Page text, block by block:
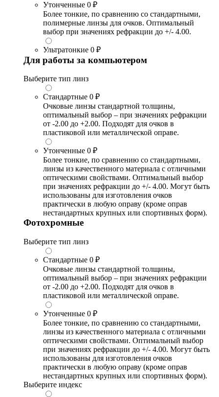
Утонченные 0 ₽
Более тонкие, по сравнению со стандартными,
полимерные линзы для очков. Оптимальный
выбор при значениях рефракции до +/- 4.00.
Ультратонкие 0 ₽
Для работы за компьютером
Выберите тип линз
Стандартные 0 ₽
Очковые линзы стандартной толщины,
оптимальный выбор – при значениях рефракции
от -2.00 до +2.00. Подходят для очков в
пластиковой или металлической оправе.
Утонченные 0 ₽
Более тонкие, по сравнению со стандартными,
линзы из качественного материала с отличными
оптическими свойствами. Оптимальный выбор
при значениях рефракции до +/- 4.00. Могут быть
использованы для изготовления очков
практически в любую оправу (кроме оправ
нестандартных крупных или спортивных форм).
Фотохромные
Выберите тип линз
Стандартные 0 ₽
Очковые линзы стандартной толщины,
оптимальный выбор – при значениях рефракции
от -2.00 до +2.00. Подходят для очков в
пластиковой или металлической оправе.
Утонченные 0 ₽
Более тонкие, по сравнению со стандартными,
линзы из качественного материала с отличными
оптическими свойствами. Оптимальный выбор
при значениях рефракции до +/- 4.00. Могут быть
использованы для изготовления очков
практически в любую оправу (кроме оправ
нестандартных крупных или спортивных форм).
Выберите индекс